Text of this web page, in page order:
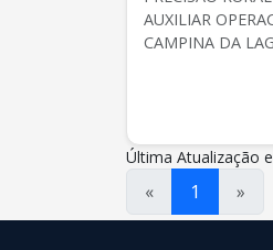
AUXILIAR
CAMPINA DA
Última Atualização
« 1 »